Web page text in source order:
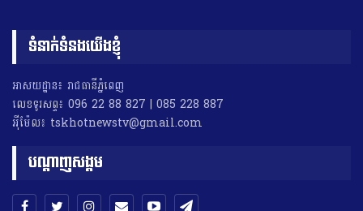
ទំនាក់ទំនងយើងខ្ញុំ
អាសយដ្ឋាន៖ រាជធានីភ្នំពេញ
លេខទូរសព្ទ៖ 096 22 88 827 | 085 228 887
អុីម៉ែល៖ tskhotnewstv@gmail.com
បណ្តាញសង្គម